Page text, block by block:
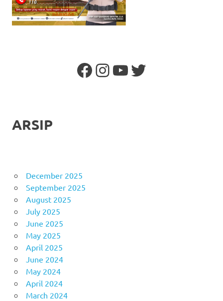
Facebook
Instagram
YouTube
Twitter
ARSIP
December 2025
September 2025
August 2025
July 2025
June 2025
May 2025
April 2025
June 2024
May 2024
April 2024
March 2024